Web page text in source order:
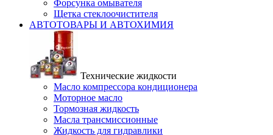
Форсунка омывателя
Щетка стеклоочистителя
АВТОТОВАРЫ И АВТОХИМИЯ
Технические жидкости
Масло компрессора кондиционера
Моторное масло
Тормозная жидкость
Масла трансмиссионные
Жидкость для гидравлики